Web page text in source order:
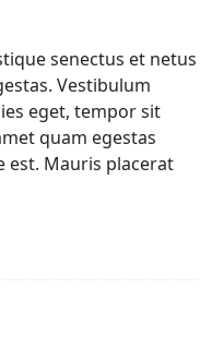
senectus et netus
Vestibulum
eget, tempor sit
quam egestas
est. Mauris placerat